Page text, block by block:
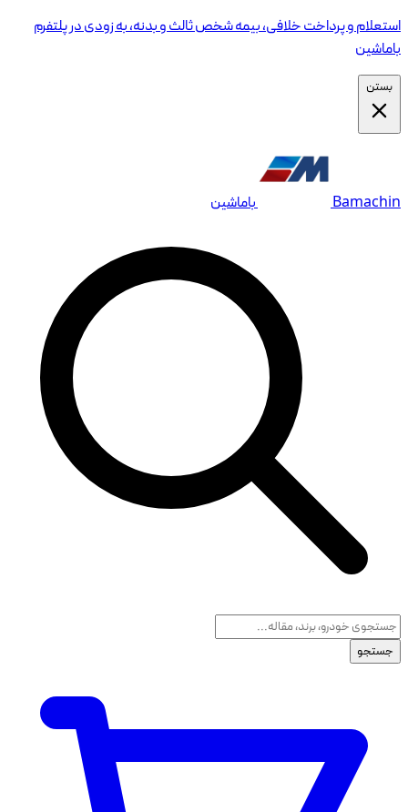
استعلام و پرداخت خلافی، بیمه شخص ثالث و بدنه، به زودی در پلتفرم
باماشین
بستن
Bamachin باماشین
جستجو